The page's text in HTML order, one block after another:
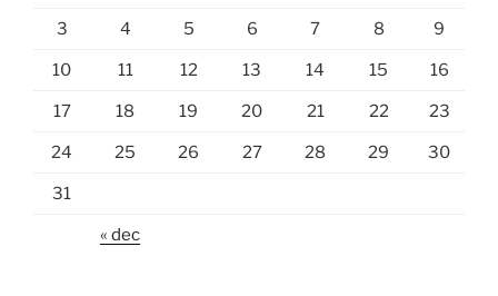
3 4 5 6 7 8 9
10 11 12 13 14 15 16
17 18 19 20 21 22 23
24 25 26 27 28 29 30
31
« dec